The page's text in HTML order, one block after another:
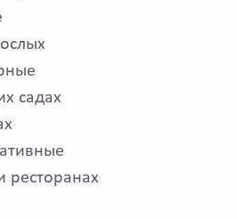
садах
ресторанах